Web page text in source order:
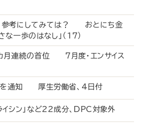
、参考にしてみては？ おとにち金
一歩のはなし」（17）
月連続の首位 7月度・エンサイス
を通知 厚生労働省、4日付
ライシン」など22成分、DPC対象外